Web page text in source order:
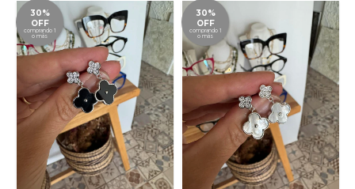
30%
OFF
comprando 1
o más
30%
OFF
comprando 1
o más